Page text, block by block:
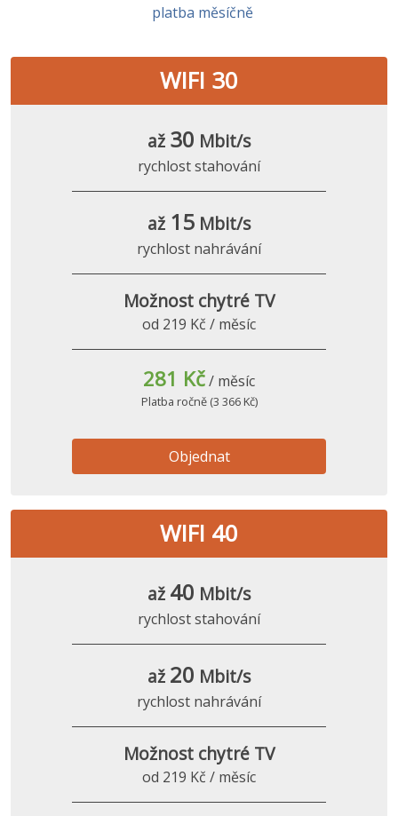
platba měsíčně
WIFI 30
až 30 Mbit/s
rychlost stahování
až 15 Mbit/s
rychlost nahrávání
Možnost chytré TV
od 219 Kč / měsíc
281 Kč/ měsíc
Platba ročně (3 366 Kč)
Objednat
WIFI 40
až 40 Mbit/s
rychlost stahování
až 20 Mbit/s
rychlost nahrávání
Možnost chytré TV
od 219 Kč / měsíc